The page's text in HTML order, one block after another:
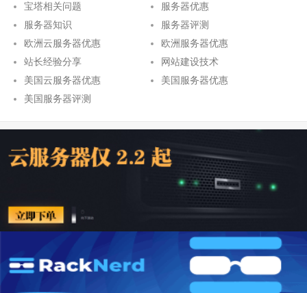
宝塔相关问题
服务器优惠
服务器知识
服务器评测
欧洲云服务器优惠
欧洲服务器优惠
站长经验分享
网站建设技术
美国云服务器优惠
美国服务器优惠
美国服务器评测